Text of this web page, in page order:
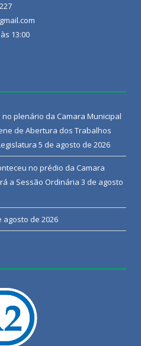
13:00
plenário da Camara Municipal
de Abertura dos Trabalhos
5 de agosto de 2026
no prédio da Camara
a Sessão Ordinária 3 de agosto
agosto de 2026